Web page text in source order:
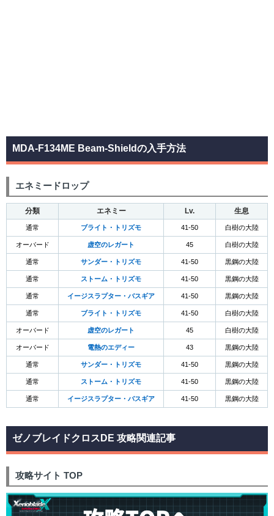
MDA-F134ME Beam-Shieldの入手方法
エネミードロップ
分類 エネミー Lv. 生息
通常 ブライト・トリズモ 41-50 白樹の大陸
オーバード 虚空のレガート 45 白樹の大陸
通常 サンダー・トリズモ 41-50 黒鋼の大陸
通常 ストーム・トリズモ 41-50 黒鋼の大陸
通常 イージスラプター・バスギア 41-50 黒鋼の大陸
通常 ブライト・トリズモ 41-50 白樹の大陸
オーバード 虚空のレガート 45 白樹の大陸
オーバード 電熱のエディー 43 黒鋼の大陸
通常 サンダー・トリズモ 41-50 黒鋼の大陸
通常 ストーム・トリズモ 41-50 黒鋼の大陸
通常 イージスラプター・バスギア 41-50 黒鋼の大陸
ゼノブレイドクロスDE 攻略関連記事
攻略サイト TOP